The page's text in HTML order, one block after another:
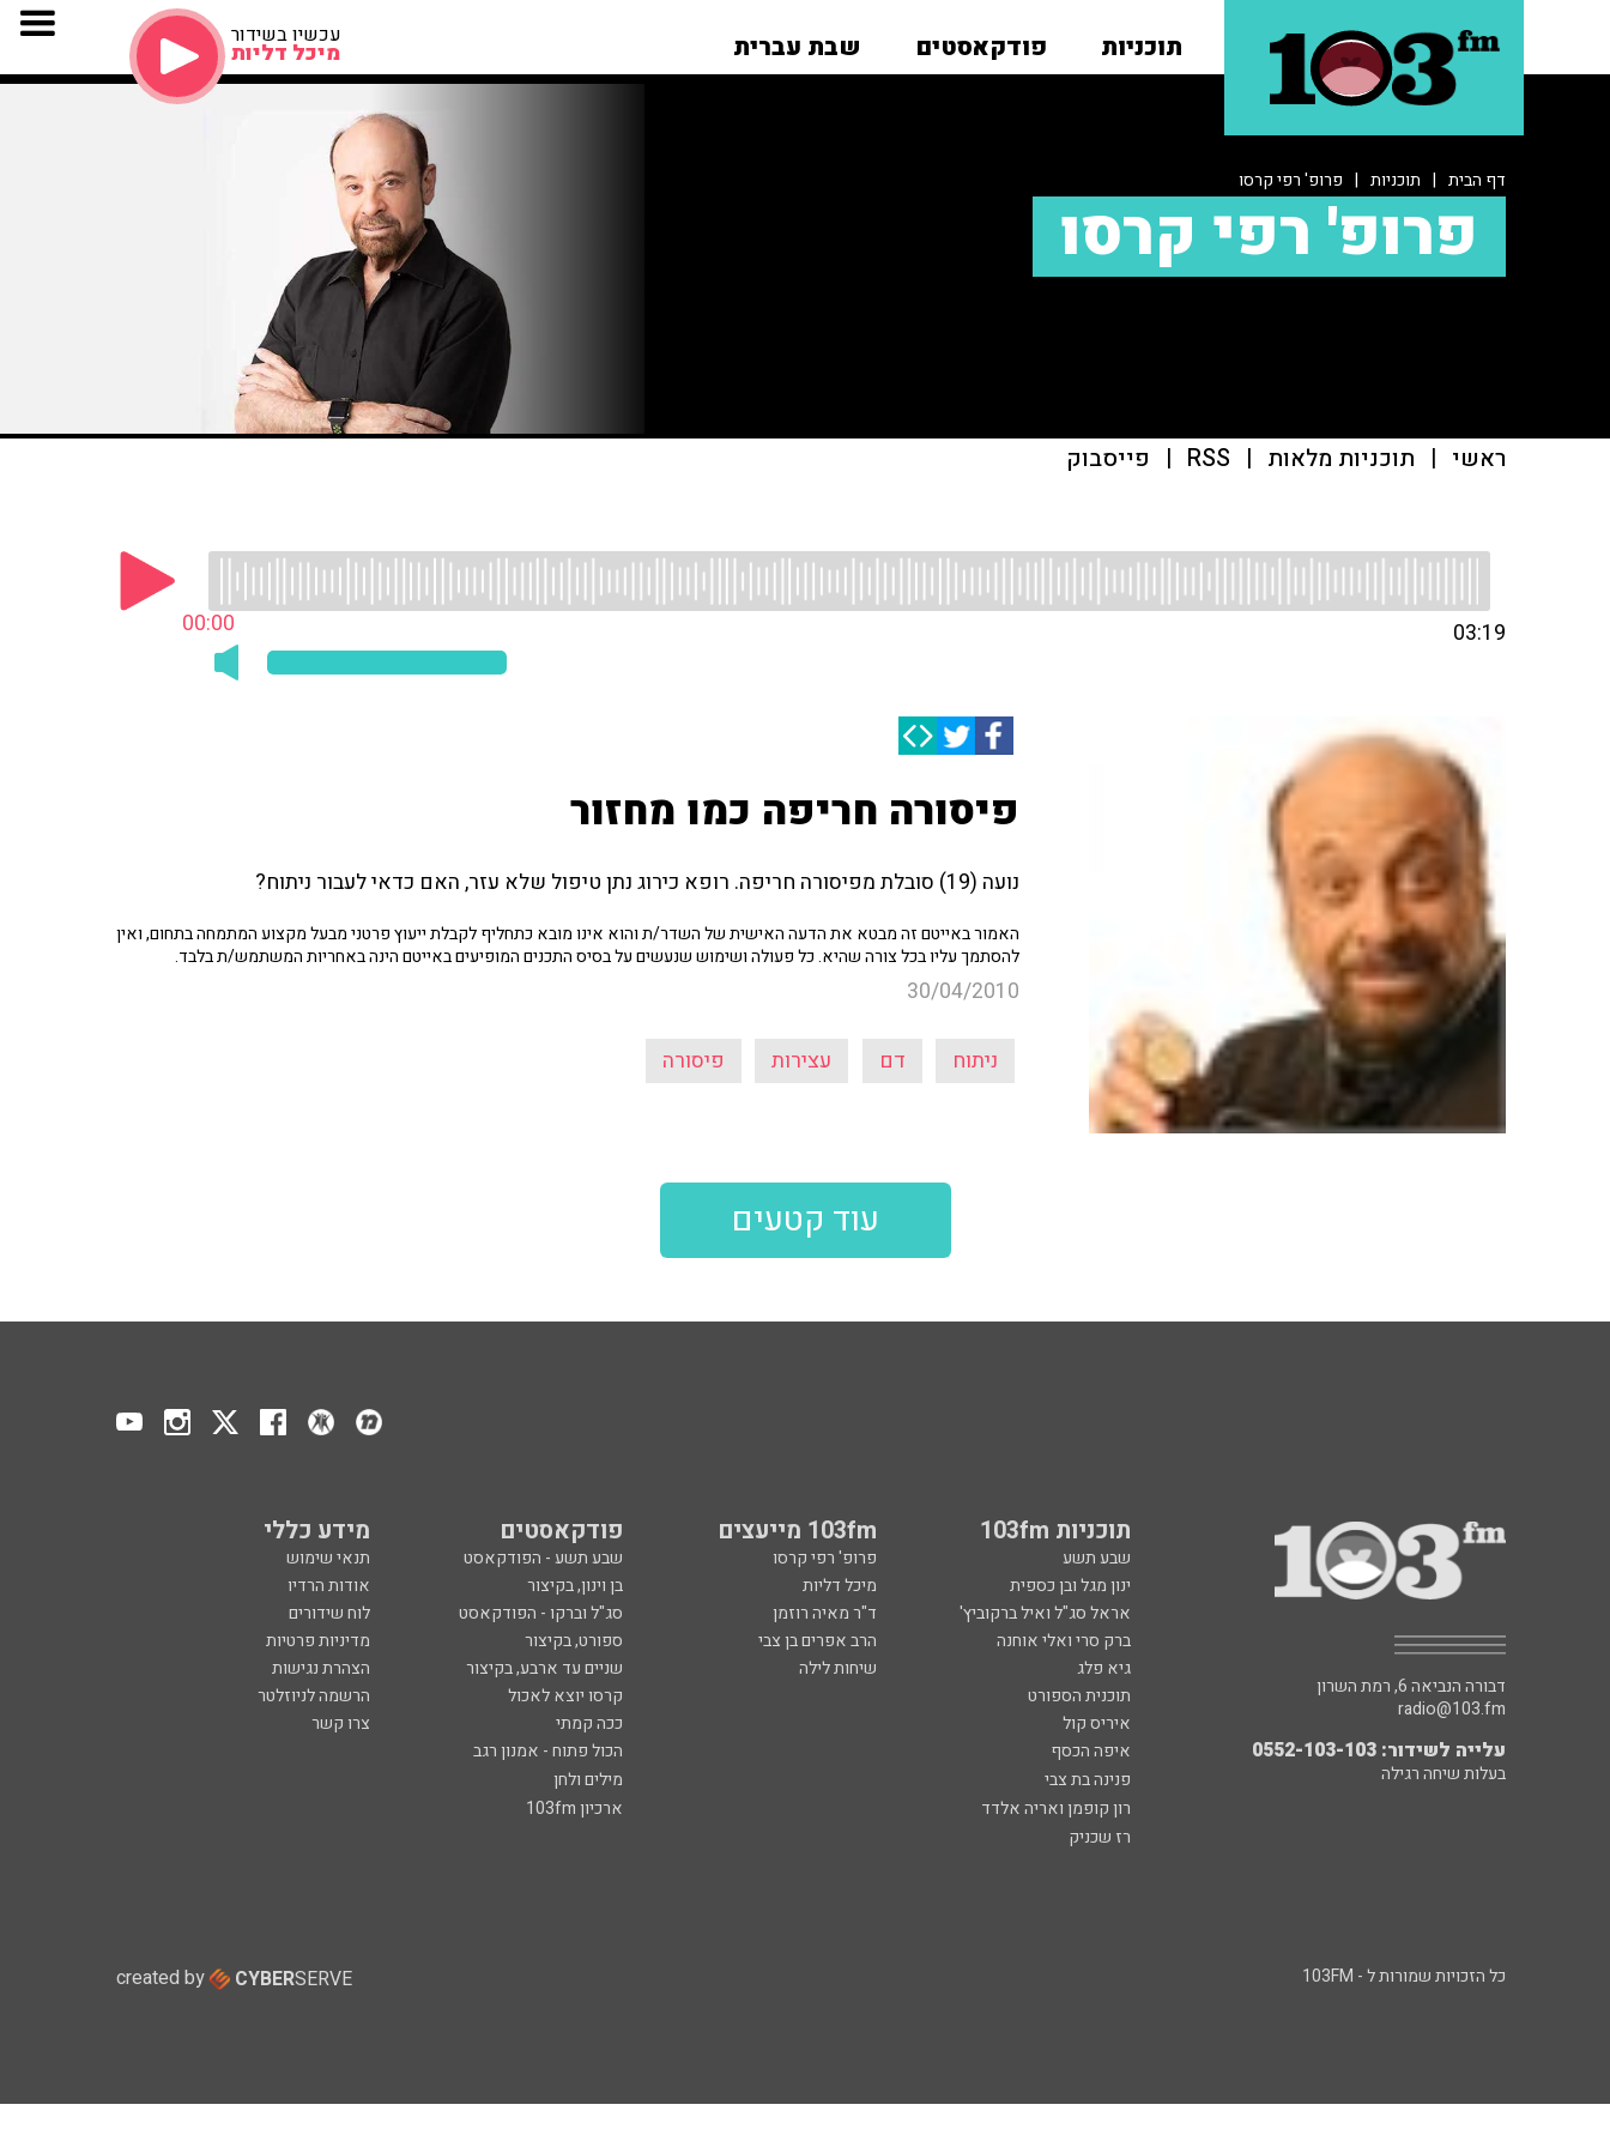
תוכניות פודקאסטים שבת עברית עכשיו בשידור
מיכל דליות
דף הבית | תוכניות | פרופ' רפי קרסו
פרופ' רפי קרסו
ראשי | תוכניות מלאות |
RSS
| פייסבוק
00:00 03:19
פיסורה חריפה כמו מחזור
נועה (19) סובלת מפיסורה חריפה. רופא כירוג נתן טיפול שלא עזר, האם כדאי לעבור ניתוח?
האמור באייטם זה מבטא את הדעה האישית של השדר/ת והוא אינו מובא כתחליף לקבלת ייעוץ פרטני מבעל מקצוע המתמחה בתחום, ואין
להסתמך עליו בכל צורה שהיא. כל פעולה ושימוש שנעשים על בסיס התכנים המופיעים באייטם הינה באחריות המשתמש/ת בלבד.
30/04/2010
ניתוח דם עצירות פיסורה
עוד קטעים
תוכניות 103fm 103fm מייעצים פודקאסטים מידע כללי
שבע תשע פרופ' רפי קרסו שבע תשע - הפודקאסט
תנאי שימוש
ינון מגל ובן כספית
מיכל דליות בן וינון, בקיצור
אודות הרדיו
אראל סג"ל ואיל ברקוביץ'
ד"ר מאיה רוזמן סג"ל וברקו - הפודקאסט
לוח שידורים
ברק סרי ואלי אוחנה
הרב אפרים בן צבי ספורט, בקיצור
מדיניות פרטיות
גיא פלג
שיחות לילה שניים עד ארבע, בקיצור
הצהרת נגישות
תוכנית הספורט
קרסו יוצא לאכול
הרשמה לניוזלטר
איריס קול
ככה קמתי
צרו קשר
איפה הכסף
הכול פתוח - אמנון רגב
פנינה בת צבי
מילים ולחן
רון קופמן ואריה אלדד
ארכיון 103fm
רז שכניק
דבורה הנביאה 6, רמת השרון
radio@103.fm
עלייה לשידור: 0552-103-103
בעלות שיחה רגילה
כל הזכויות שמורות ל - 103FM created by CYBERSERVE